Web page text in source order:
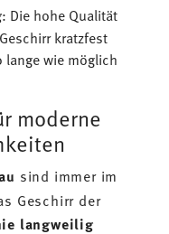
: Die hohe Qualität
kratzfest
wie möglich
moderne
sind immer im
Geschirr der
langweilig